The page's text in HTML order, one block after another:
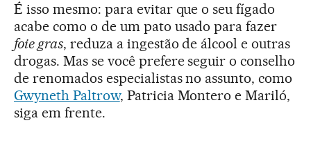
É isso mesmo: para evitar que o seu fígado
acabe como o de um pato usado para fazer
foie gras, reduza a ingestão de álcool e outras
drogas. Mas se você prefere seguir o conselho
de renomados especialistas no assunto, como
Gwyneth Paltrow, Patricia Montero e Mariló,
siga em frente.